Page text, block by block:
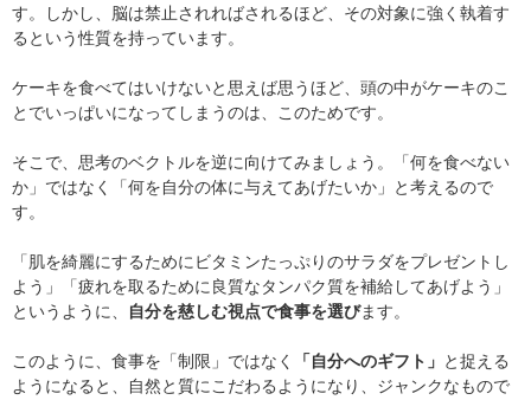
す。しかし、脳は禁止されればされるほど、その対象に強く執着す
るという性質を持っています。
ケーキを食べてはいけないと思えば思うほど、頭の中がケーキのこ
とでいっぱいになってしまうのは、このためです。
そこで、思考のベクトルを逆に向けてみましょう。「何を食べない
か」ではなく「何を自分の体に与えてあげたいか」と考えるので
す。
「肌を綺麗にするためにビタミンたっぷりのサラダをプレゼントし
よう」「疲れを取るために良質なタンパク質を補給してあげよう」
というように、
自分を慈しむ視点で食事を選びます。
このように、食事を「制限」ではなく 「自分へのギフト」 と捉える
ようになると、自然と質にこだわるようになり、ジャンクなもので